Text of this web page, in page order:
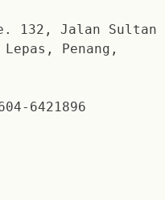
132, Jalan Sultan
Penang,
6421896